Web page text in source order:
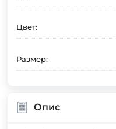
Цвет:
Размер:
Опис